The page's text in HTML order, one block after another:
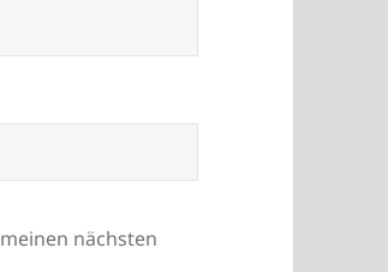
nächsten